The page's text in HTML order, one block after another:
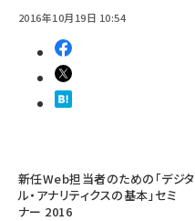
2016年10月19日 10:54
新任Web担当者のための「デジタ
ル・アナリティクスの基本」セミ
ナー 2016